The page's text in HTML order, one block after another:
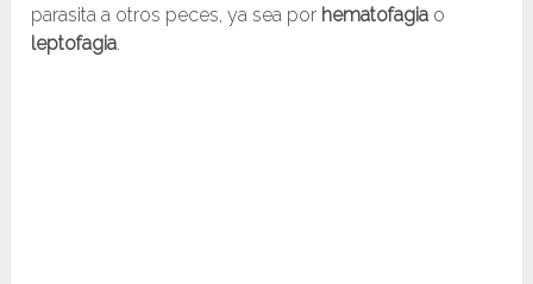
parasita a otros peces, ya sea por hematofagia o
leptofagia.